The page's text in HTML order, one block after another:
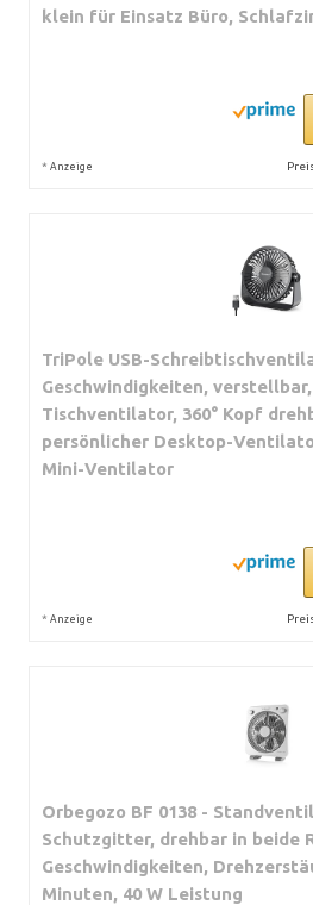
klein für Einsatz Büro,
* Anzeige
TriPole USB-
Geschwindigkeiten,
Tischventilator, 360° Kopf
persönlicher Desktop-
Mini-Ventilator
* Anzeige
Orbegozo BF 0138 -
Schutzgitter, drehbar in beide
Geschwindigkeiten,
Minuten, 40 W Leistung